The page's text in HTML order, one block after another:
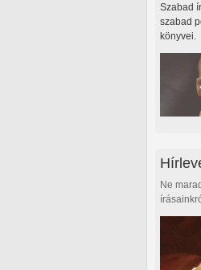
Szabad
szabad
könyvei.
Ne